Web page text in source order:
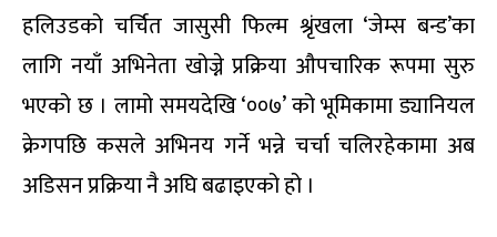
हलिउडको चर्चित जासुसी फिल्म श्रृंखला ‘जेम्स बन्ड’का
लागि नयाँ अभिनेता खोज्ने प्रक्रिया औपचारिक रूपमा सुरु
भएको छ । लामो समयदेखि ‘००७’ को भूमिकामा ड्यानियल
क्रेगपछि कसले अभिनय गर्ने भन्ने चर्चा चलिरहेकामा अब
अडिसन प्रक्रिया नै अघि बढाइएको हो ।